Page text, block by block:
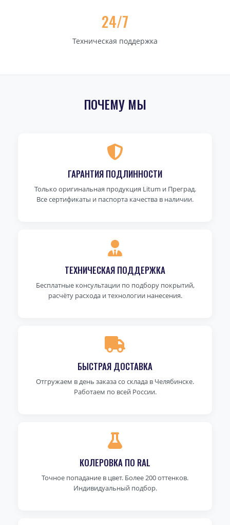
24/7
Техническая поддержка
ПОЧЕМУ МЫ
ГАРАНТИЯ ПОДЛИННОСТИ
Только оригинальная продукция Litum и Преград.
Все сертификаты и паспорта качества в наличии.
ТЕХНИЧЕСКАЯ ПОДДЕРЖКА
Бесплатные консультации по подбору покрытий,
расчёту расхода и технологии нанесения.
БЫСТРАЯ ДОСТАВКА
Отгружаем в день заказа со склада в Челябинске.
Работаем по всей России.
КОЛЕРОВКА ПО RAL
Точное попадание в цвет. Более 200 оттенков.
Индивидуальный подбор.